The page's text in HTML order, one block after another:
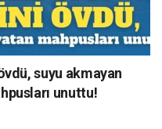
suyu akmayan
unuttu!